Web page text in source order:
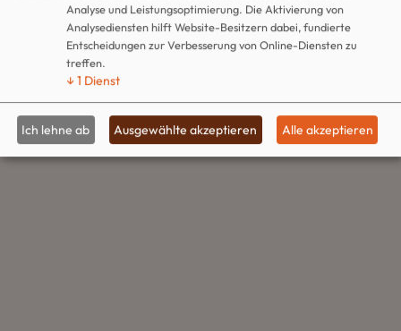
Analyse und Leistungsoptimierung. Die Aktivierung von
Analysediensten hilft Website-Besitzern dabei, fundierte
Entscheidungen zur Verbesserung von Online-Diensten zu
treffen.
↓1 Dienst
Ich lehne ab Ausgewählte akzeptieren Alle akzeptieren